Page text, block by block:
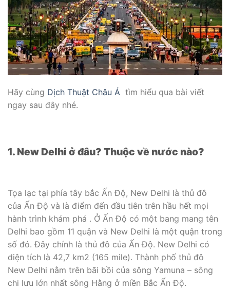
Hãy cùng Dịch Thuật Châu Á tìm hiểu qua bài viết
ngay sau đây nhé.
1. New Delhi ở đâu? Thuộc về nước nào?
Tọa lạc tại phía tây bắc Ấn Độ, New Delhi là thủ đô
của Ấn Độ và là điểm đến đầu tiên trên hầu hết mọi
hành trình khám phá . Ở Ấn Độ có một bang mang tên
Delhi bao gồm 11 quận và New Delhi là một quận trong
số đó. Đây chính là thủ đô của Ấn Độ. New Delhi có
diện tích là 42,7 km2 (165 mile). Thành phố thủ đô
New Delhi nằm trên bãi bồi của sông Yamuna – sông
chi lưu lớn nhất sông Hằng ở miền Bắc Ấn Độ.